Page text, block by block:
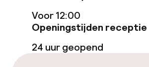
Vergaderruimte
Beleid
Voor 12:00
Openingstijden receptie
24 uur geopend